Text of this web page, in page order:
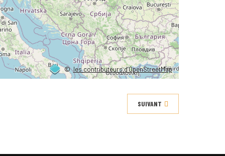
©les contributeurs d’OpenStreetMap
SUIVANT